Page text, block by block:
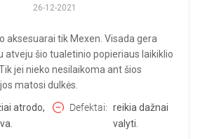
26-12-2021
aksesuarai tik Mexen. Visada gera
atveju šio tualetinio popieriaus laikiklio
jei nieko nesilaikoma ant šios
matosi dulkės.
atrodo,
Defektai
reikia dažnai
valyti.